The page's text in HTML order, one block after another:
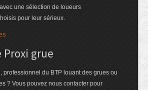
une sélection de loueurs
pour leur sérieux.
Proxi grue
professionnel du BTP louant des grues ou
? Vous pouvez nous contacter pour